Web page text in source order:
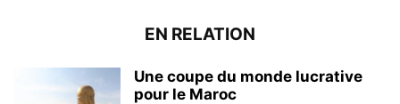
EN RELATION
Une coupe du monde lucrative
pour le Maroc